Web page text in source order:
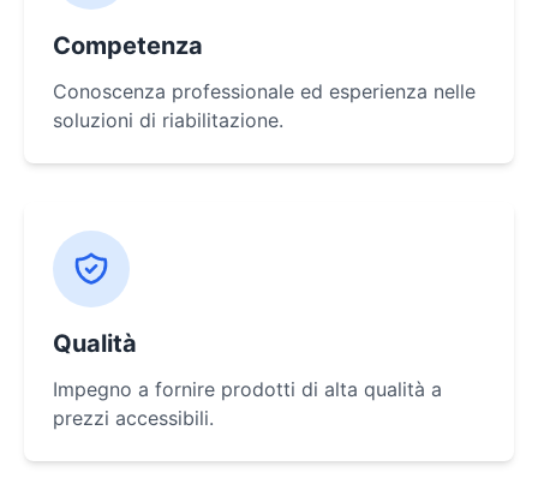
Competenza
Conoscenza professionale ed esperienza nelle
soluzioni di riabilitazione.
Qualità
Impegno a fornire prodotti di alta qualità a
prezzi accessibili.